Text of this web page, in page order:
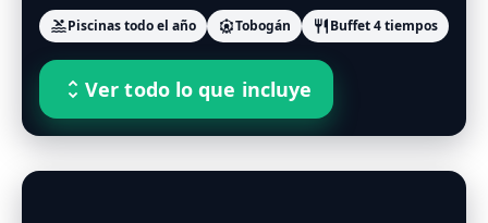
Tip: viernes/sábado, cenas temáticas; reposeras/camas
poolPiscinas todo el año attractionsTobogán restaurant Buffet 4 tiempos
unfold_more Ver todo lo que incluye